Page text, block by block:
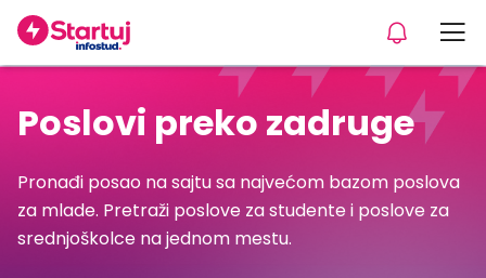
Poslovi preko zadruge
Pronađi posao na sajtu sa najvećom bazom poslova
za mlade. Pretraži poslove za studente i poslove za
srednjoškolce na jednom mestu.